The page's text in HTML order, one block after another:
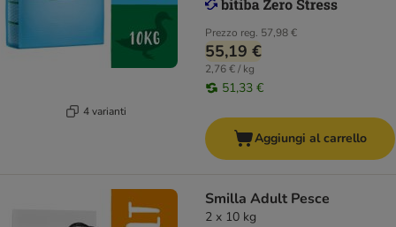
4 varianti
Prezzo reg. 57,98 €
55,19 €
2,76 € / kg
51,33 €
Aggiungi al carrello
Smilla Adult Pesce
2 x 10 kg